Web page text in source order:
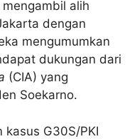
alih
dengan
mengumumkan
dukungan dari
(CIA) yang
Soekarno.
kasus G30S/PKI